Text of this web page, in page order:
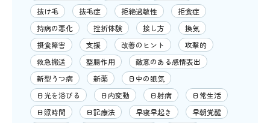
抜け毛
抜毛症 拒絶過敏性
拒食症
持病の悪化
挫折体験 接し方
換気
摂食障害
支援 改善のヒント
攻撃的
救急搬送
整腸作用
敵意のある感情表出
新型うつ病
新薬
日中の眠気
日光を浴びる
日内変動 日射病
日常生活
日照時間
日記療法 早寝早起き
早朝覚醒